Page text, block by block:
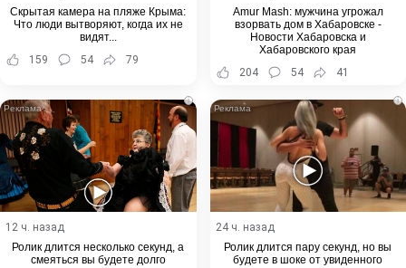
Скрытая камера на пляже Крыма:
Что люди вытворяют, когда их не
видят...
159
54 79
Amur Mash: мужчина угрожал
взорвать дом в Хабаровске -
Новости Хабаровска и
Хабаровского края
204
54 41
i
12 ч. назад
Ролик длится несколько секунд, а
смеяться вы будете долго
i
24 ч. назад
Ролик длится пару секунд, но вы
будете в шоке от увиденного